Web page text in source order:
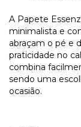
A Papete
minimalista e
abraçam o pé e
praticidade no
combina
sendo uma
ocasião.